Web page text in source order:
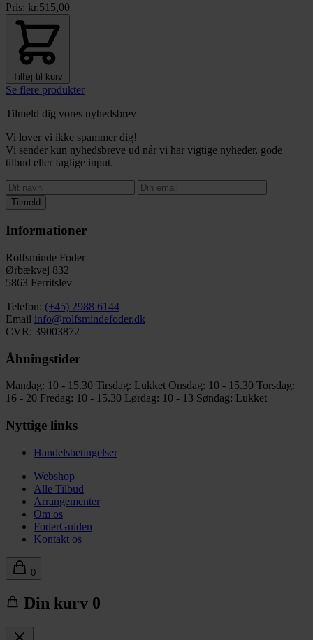
Pris: kr.515,00
Tilføj til kurv
Se flere produkter
Tilmeld dig vores nyhedsbrev
Vi lover vi ikke spammer dig!
Vi sender kun nyhedsbreve ud når vi har vigtige nyheder, gode
tilbud eller faglige input.
Tilmeld
Informationer
Rolfsminde Foder
Ørbækvej 832
5863 Ferritslev
Telefon: (+45) 2988 6144
Email info@rolfsmindefoder.dk
CVR: 39003872
Åbningstider
Mandag: 10 - 15.30 Tirsdag: Lukket Onsdag: 10 - 15.30 Torsdag:
16 - 20 Fredag: 10 - 15.30 Lørdag: 10 - 13 Søndag: Lukket
Nyttige links
Handelsbetingelser
Webshop
Alle Tilbud
Arrangementer
Om os
FoderGuiden
Kontakt os
0
Din kurv 0